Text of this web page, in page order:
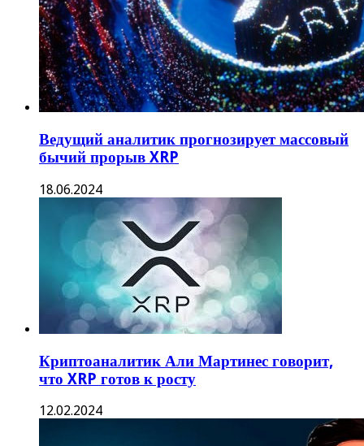
Ведущий аналитик прогнозирует массовый
бычий прорыв XRP
18.06.2024
Криптоаналитик Али Мартинес говорит,
что XRP готов к росту
12.02.2024